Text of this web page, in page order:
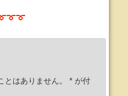
はありません。 *が付